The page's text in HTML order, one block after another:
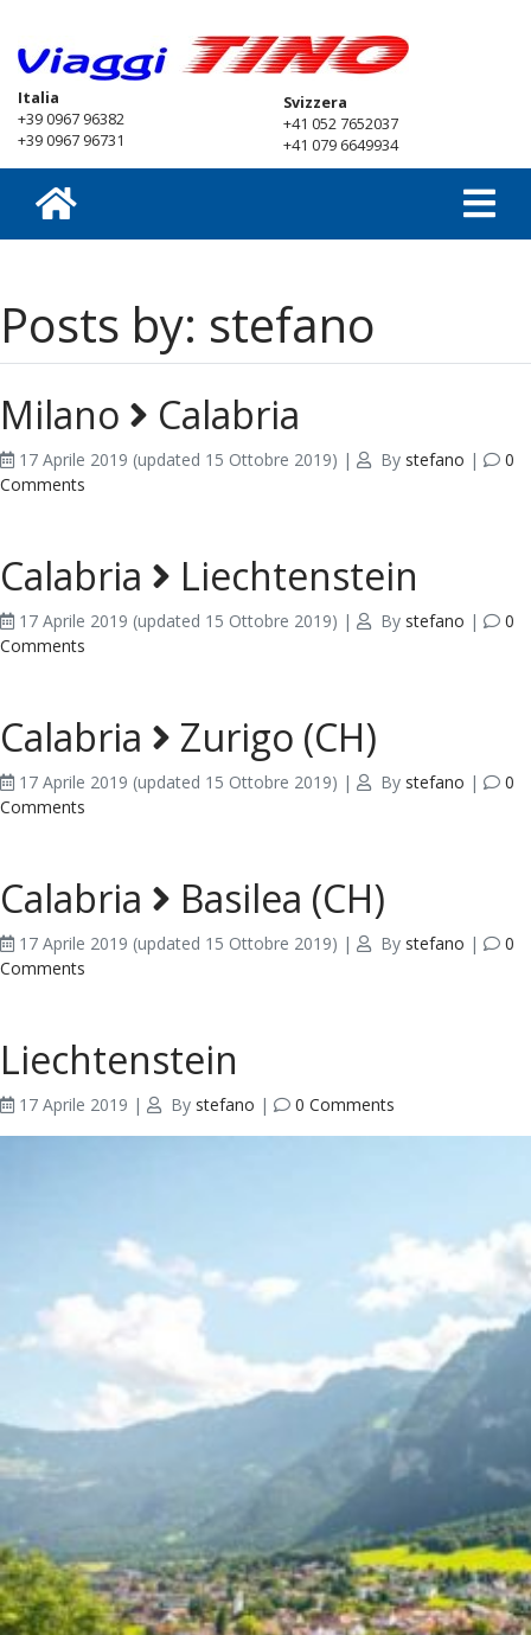
Italia
+39 0967 96382
+39 0967 96731
Svizzera
+41 052 7652037
+41 079 6649934
Posts by: stefano
Milano Calabria
17 Aprile 2019 (updated 15 Ottobre 2019) | By stefano |
0
Comments
Calabria Liechtenstein
17 Aprile 2019 (updated 15 Ottobre 2019) | By stefano |
0
Comments
Calabria Zurigo (CH)
17 Aprile 2019 (updated 15 Ottobre 2019) | By stefano |
0
Comments
Calabria Basilea (CH)
17 Aprile 2019 (updated 15 Ottobre 2019) | By stefano |
0
Comments
Liechtenstein
17 Aprile 2019 | By stefano | 0 Comments